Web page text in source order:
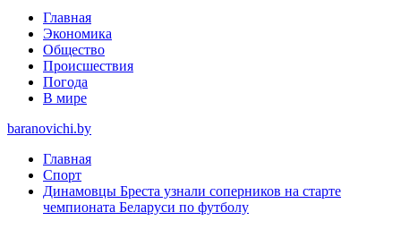
Главная
Экономика
Общество
Происшествия
Погода
В мире
baranovichi.by
Главная
Спорт
Динамовцы Бреста узнали соперников на старте
чемпионата Беларуси по футболу